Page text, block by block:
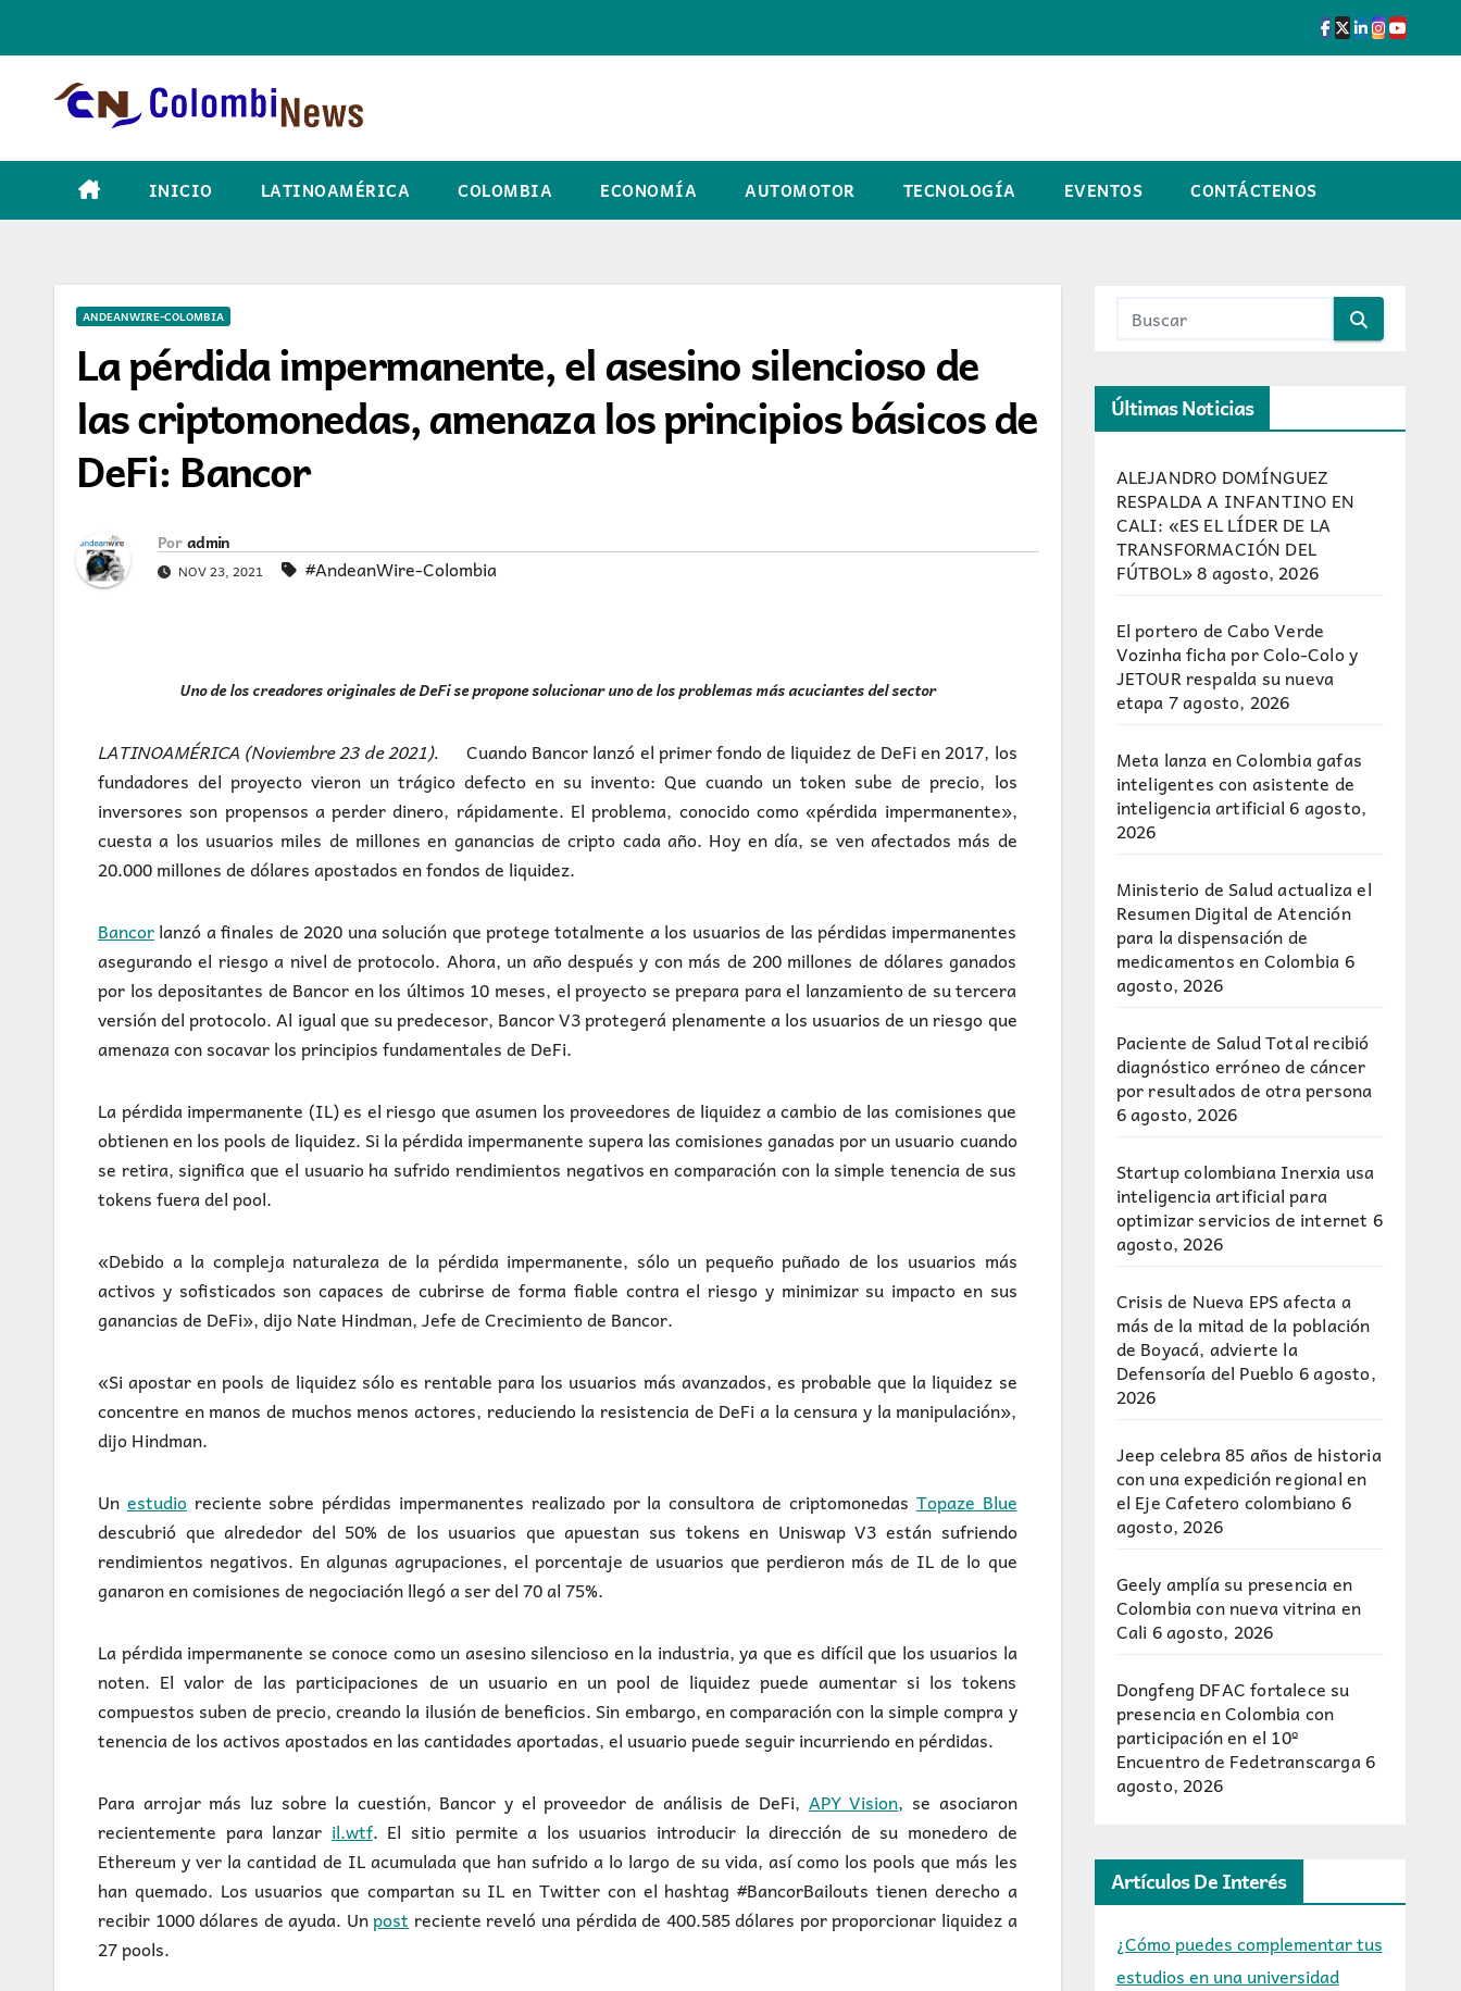
INICIO LATINOAMÉRICA COLOMBIA ECONOMÍA AUTOMOTOR TECNOLOGÍA EVENTOS CONTÁCTENOS
ANDEANWIRE-COLOMBIA
La pérdida impermanente, el asesino silencioso de
las criptomonedas, amenaza los principios básicos de
DeFi: Bancor
Por admin
NOV 23, 2021 #AndeanWire-Colombia
Uno de los creadores originales de DeFi se propone solucionar uno de los problemas más acuciantes del sector
LATINOAMÉRICA (Noviembre 23 de 2021).
Cuando Bancor lanzó el primer fondo de liquidez de DeFi en 2017, los
fundadores del proyecto vieron un trágico defecto en su invento: Que cuando un token sube de precio, los
inversores son propensos a perder dinero, rápidamente. El problema, conocido como «pérdida impermanente»,
cuesta a los usuarios miles de millones en ganancias de cripto cada año. Hoy en día, se ven afectados más de
20.000 millones de dólares apostados en fondos de liquidez.
Bancorlanzó a finales de 2020 una solución que protege totalmente a los usuarios de las pérdidas impermanentes
asegurando el riesgo a nivel de protocolo. Ahora, un año después y con más de 200 millones de dólares ganados
por los depositantes de Bancor en los últimos 10 meses, el proyecto se prepara para el lanzamiento de su tercera
versión del protocolo. Al igual que su predecesor, Bancor V3 protegerá plenamente a los usuarios de un riesgo que
amenaza con socavar los principios fundamentales de DeFi.
La pérdida impermanente (IL) es el riesgo que asumen los proveedores de liquidez a cambio de las comisiones que
obtienen en los pools de liquidez. Si la pérdida impermanente supera las comisiones ganadas por un usuario cuando
se retira, significa que el usuario ha sufrido rendimientos negativos en comparación con la simple tenencia de sus
tokens fuera del pool.
«Debido a la compleja naturaleza de la pérdida impermanente, sólo un pequeño puñado de los usuarios más
activos y sofisticados son capaces de cubrirse de forma fiable contra el riesgo y minimizar su impacto en sus
ganancias de DeFi», dijo Nate Hindman, Jefe de Crecimiento de Bancor.
«Si apostar en pools de liquidez sólo es rentable para los usuarios más avanzados, es probable que la liquidez se
concentre en manos de muchos menos actores, reduciendo la resistencia de DeFi a la censura y la manipulación»,
dijo Hindman.
Un estudioreciente sobre pérdidas impermanentes realizado por la consultora de criptomonedas Topaze Blue
descubrió que alrededor del 50% de los usuarios que apuestan sus tokens en Uniswap V3 están sufriendo
rendimientos negativos. En algunas agrupaciones, el porcentaje de usuarios que perdieron más de IL de lo que
ganaron en comisiones de negociación llegó a ser del 70 al 75%.
La pérdida impermanente se conoce como un asesino silencioso en la industria, ya que es difícil que los usuarios la
noten. El valor de las participaciones de un usuario en un pool de liquidez puede aumentar si los tokens
compuestos suben de precio, creando la ilusión de beneficios. Sin embargo, en comparación con la simple compra y
tenencia de los activos apostados en las cantidades aportadas, el usuario puede seguir incurriendo en pérdidas.
Para arrojar más luz sobre la cuestión, Bancor y el proveedor de análisis de DeFi, APY Vision, se asociaron
recientemente para lanzar il.wtf. El sitio permite a los usuarios introducir la dirección de su monedero de
Ethereum y ver la cantidad de IL acumulada que han sufrido a lo largo de su vida, así como los pools que más les
han quemado. Los usuarios que compartan su IL en Twitter con el hashtag #BancorBailouts tienen derecho a
recibir 1000 dólares de ayuda. Unpost reciente reveló una pérdida de 400.585 dólares por proporcionar liquidez a
27 pools.
Últimas Noticias
ALEJANDRO DOMÍNGUEZ
RESPALDA A INFANTINO EN
CALI: «ES EL LÍDER DE LA
TRANSFORMACIÓN DEL
FÚTBOL»8 agosto, 2026
El portero de Cabo Verde
Vozinha ficha por Colo-Colo y
JETOUR respalda su nueva
etapa7 agosto, 2026
Meta lanza en Colombia gafas
inteligentes con asistente de
inteligencia artificial 6 agosto,
2026
Ministerio de Salud actualiza el
Resumen Digital de Atención
para la dispensación de
medicamentos en Colombia6
agosto, 2026
Paciente de Salud Total recibió
diagnóstico erróneo de cáncer
por resultados de otra persona
6 agosto, 2026
Startup colombiana Inerxia usa
inteligencia artificial para
optimizar servicios de internet 6
agosto, 2026
Crisis de Nueva EPS afecta a
más de la mitad de la población
de Boyacá, advierte la
Defensoría del Pueblo6 agosto,
2026
Jeep celebra 85 años de historia
con una expedición regional en
el Eje Cafetero colombiano6
agosto, 2026
Geely amplía su presencia en
Colombia con nueva vitrina en
Cali 6 agosto, 2026
Dongfeng DFAC fortalece su
presencia en Colombia con
participación en el 10º
Encuentro de Fedetranscarga6
agosto, 2026
Artículos De Interés
¿Cómo puedes complementar tus
estudios en una universidad